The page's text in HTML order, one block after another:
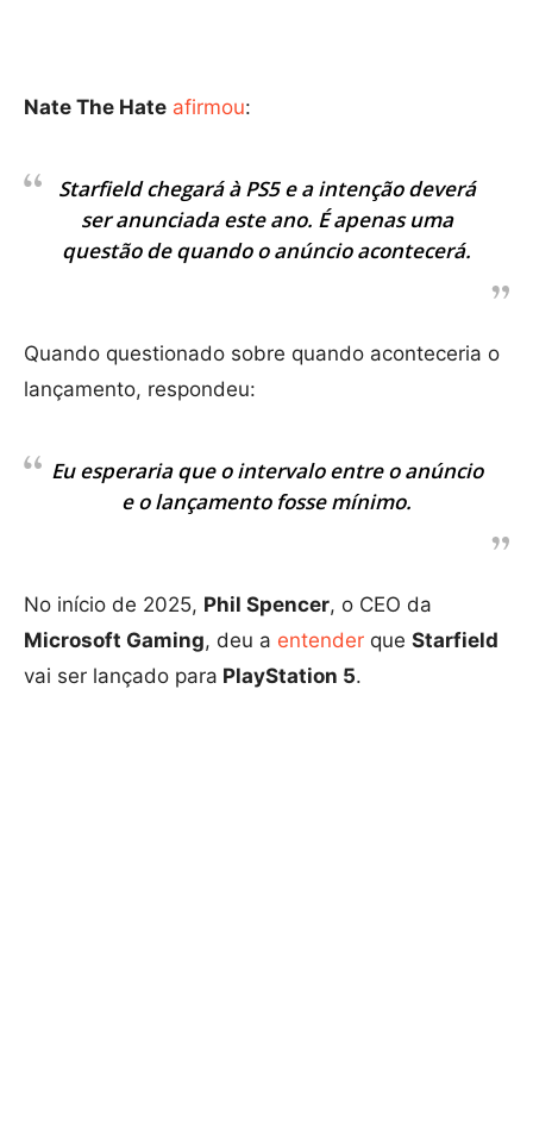
Nate The Hate afirmou:
Starfield chegará à PS5 e a intenção deverá
ser anunciada este ano. É apenas uma
questão de quando o anúncio acontecerá.
Quando questionado sobre quando aconteceria o
lançamento, respondeu:
Eu esperaria que o intervalo entre o anúncio
e o lançamento fosse mínimo.
No início de 2025, Phil Spencer, o CEO da
Microsoft Gaming, deu a entender que Starfield
vai ser lançado para PlayStation 5.